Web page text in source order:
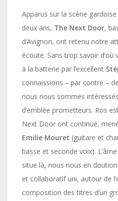
Apparus sur la scène
deux ans, The Next Door,
d’Avignon, ont retenu notre
écoute. Sans trop savoir
à la batterie par l’excellent
connaissions – par contre –
nous nous sommes
d’emblée prometteurs. Ros
Next Door ont continué,
Emilie Mouret (guitare et
basse et seconde voix).
situe là, nous nous en
et collaboratif uni, autour de
composition des titres d’un